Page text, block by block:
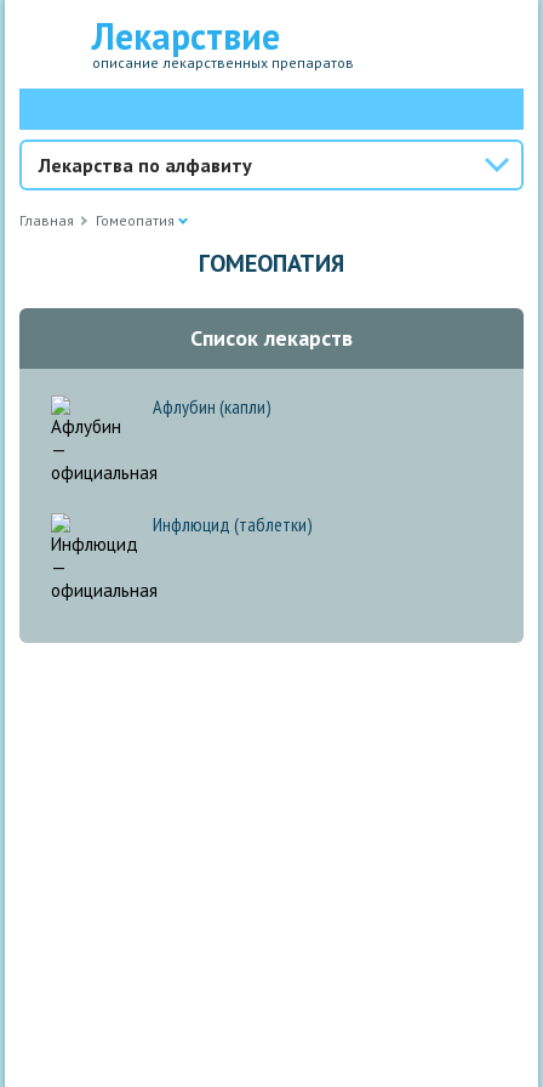
Лекарствие
описание лекарственных препаратов
Лекарства по алфавиту
Главная Гомеопатия
ГОМЕОПАТИЯ
Список лекарств
Афлубин (капли)
Инфлюцид (таблетки)